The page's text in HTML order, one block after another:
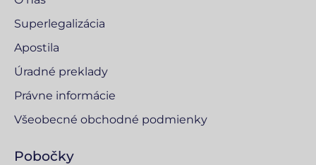
Superlegalizácia
Apostila
Úradné preklady
Právne informácie
Všeobecné obchodné podmienky
Pobočky